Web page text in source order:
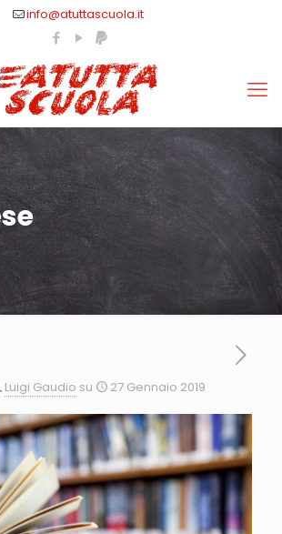
info@atuttascuola.it
Luigi Gaudio su 27 Gennaio 2019